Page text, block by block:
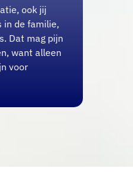
ook jij
in de familie,
Dat mag pijn
want alleen
voor